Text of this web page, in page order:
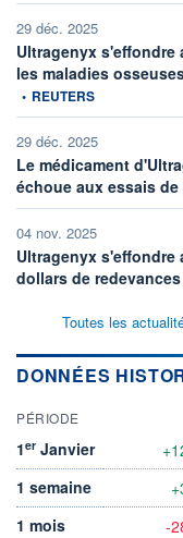
29 déc. 2025
Ultragenyx s'effondre
les maladies
• REUTERS
29 déc. 2025
Le médicament
échoue aux essais
04 nov. 2025
Ultragenyx s'effondre
dollars de
Toutes les
DONNÉES
PÉRIODE
1er Janvier
1 semaine
1 mois
-